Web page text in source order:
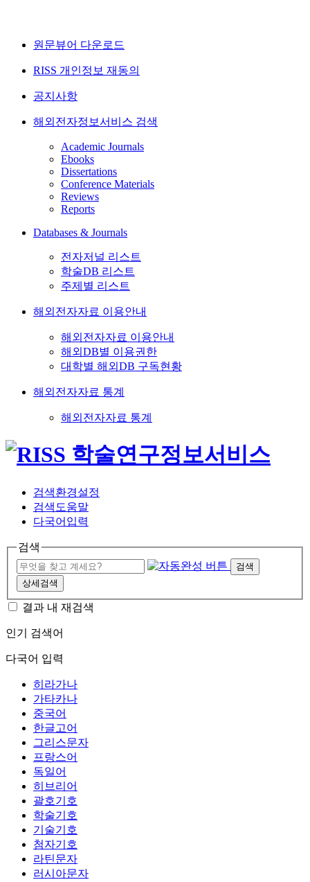
원문뷰어 다운로드
RISS 개인정보 재동의
공지사항
해외전자정보서비스 검색
Academic Journals
Ebooks
Dissertations
Conference Materials
Reviews
Reports
Databases & Journals
전자저널 리스트
학술DB 리스트
주제별 리스트
해외전자자료 이용안내
해외전자자료 이용안내
해외DB별 이용권한
대학별 해외DB 구독현황
해외전자자료 통계
해외전자자료 통계
검색환경설정
검색도움말
다국어입력
검색
검색
상세검색
결과 내 재검색
인기 검색어
다국어 입력
히라가나
가타카나
중국어
한글고어
그리스문자
프랑스어
독일어
히브리어
괄호기호
학술기호
기술기호
첨자기호
라틴문자
러시아문자